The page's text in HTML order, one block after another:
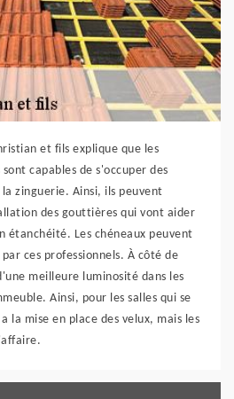
et fils explique que les
capables de s'occuper des
zinguerie. Ainsi, ils peuvent
des gouttières qui vont aider
étanchéité. Les chéneaux peuvent
ces professionnels. À côté de
meilleure luminosité dans les
Ainsi, pour les salles qui se
la mise en place des velux, mais les